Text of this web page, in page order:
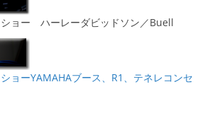
ョー ハーレーダビッドソン／Buell
ョーYAMAHAブース、R1、テネレコンセ